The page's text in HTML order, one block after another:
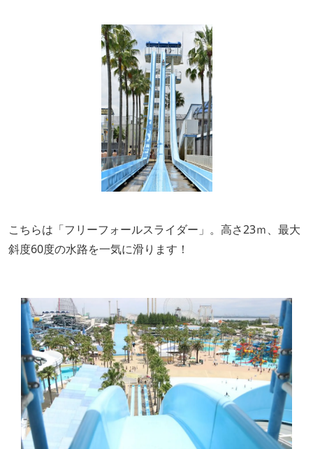
こちらは「フリーフォールスライダー」。高さ23ｍ、最大
斜度60度の水路を一気に滑ります！